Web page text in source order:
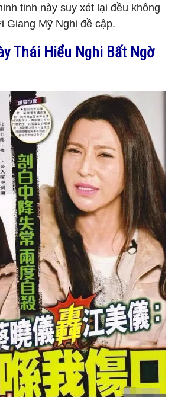
tinh này suy xét lại đều không
Giang Mỹ Nghi đề cập.
Thái Hiểu Nghi Bất Ngờ